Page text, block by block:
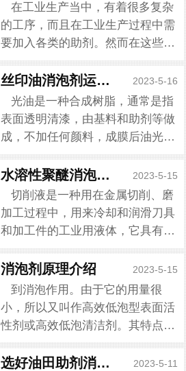
在工业生产当中，有着很多复杂
的工序，而且在工业生产过程中需
要加入各类的助剂。然而在这些环
生的原因有很多种，为了尽快消除
这些泡沫，很多工业厂家都会选择
用消泡剂进行消泡处理。而很...
丝印油消泡剂运用来了 2023-5-16
光油是一种合成树脂，通常是指
表面透明清漆，由基料和助剂等做
成，不加任何颜料，成膜后油光发
光油两种。而丝印光油在运用中经
常遇到泡沫问题，这是由于丝印网
距过大以及印刷速度太快而...
水溶性聚醚消泡剂这样运用 2023-5-15
切削液是一种用在金属切削、磨
加工过程中，用来冷却和润滑刀具
和加工件的工业用液体，它具有良
切削液运用中经常遇到泡沫，切削
液的流速太快,气泡没有时间溢出,
越积越多,导致泡沫产生。...
消泡剂原理介绍 2023-5-15
到消泡作用。由于它的用量很
小，所以又叫作高效低泡型表面活
性剂或高效低泡清洁剂。其特点是
消沫剂。它是一种表面活性物质，
选好油田助剂消泡剂 2023-5-11